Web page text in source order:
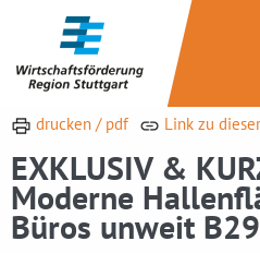
drucken / pdf Link zu
EXKLUSIV &
Moderne
Büros unweit